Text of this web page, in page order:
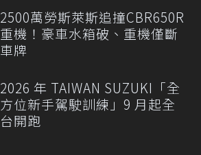
2500萬勞斯萊斯追撞CBR650R
重機！豪車水箱破、重機僅斷
車牌
2026 年 TAIWAN SUZUKI「全
方位新手駕駛訓練」9 月起全
台開跑